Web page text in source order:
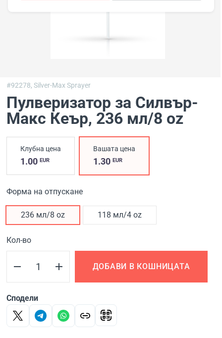
#92278,Silver-Max Sprayer
Пулверизатор за Силвър-
Макс Кеър, 236 мл/8 oz
Клубна цена
1.00 EUR
Вашата цена
1.30EUR
Форма на отпускане
236 мл/8 oz 118 мл/4 oz
Кол-во
ДОБАВИ В КОШНИЦАТА
Сподели